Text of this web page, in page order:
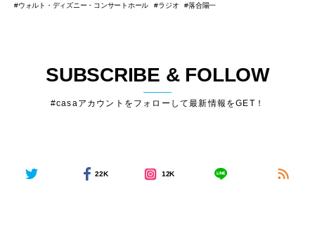
ウォルト・ディズニー・コンサートホール
ラジオ 落合陽一
SUBSCRIBE & FOLLOW
#casaアカウントをフォローして最新情報をGET！
22K 12K